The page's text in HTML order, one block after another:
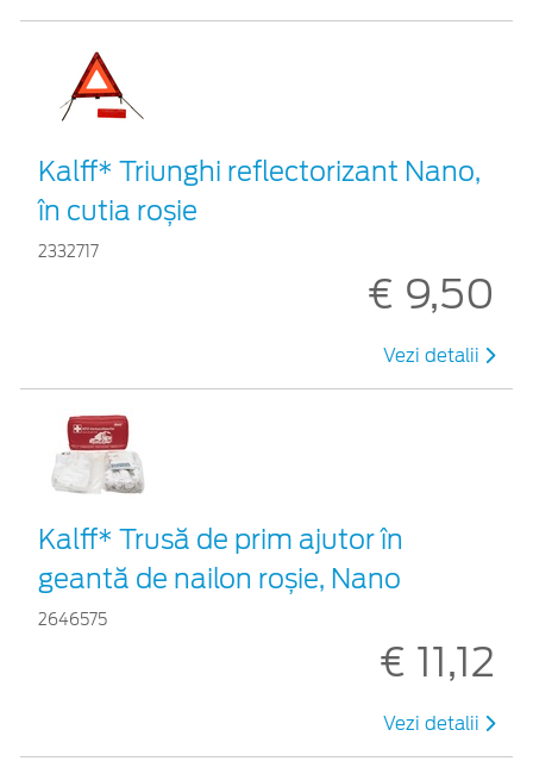
Kalff* Triunghi reflectorizant Nano,
în cutia roșie
2332717
€ 9,50
Vezi detalii
Kalff* Trusă de prim ajutor în
geantă de nailon roșie, Nano
2646575
€ 11,12
Vezi detalii